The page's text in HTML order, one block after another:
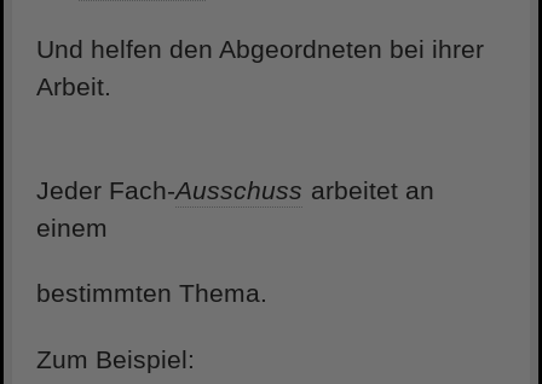
Und helfen den Abgeordneten bei ihrer
Arbeit.
Jeder Fach-Ausschuss arbeitet an
einem
bestimmten Thema.
Zum Beispiel: